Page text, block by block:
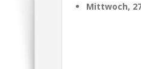
Mittwoch,